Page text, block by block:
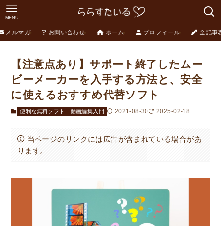
MENU
メルマガ お問い合わせ ホーム プロフィール 全記事
【注意点あり】サポート終了したムー
ビーメーカーを入手する方法と、安全
に使えるおすすめ代替ソフト
便利な無料ソフト 動画編集入門 2021-08-30 2025-02-18
当ページのリンクには広告が含まれている場合があ
ります。